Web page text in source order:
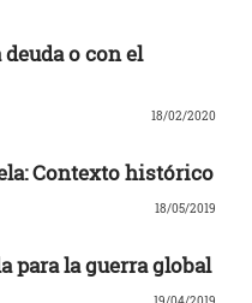
o con el
18/02/2020
Contexto histórico
18/05/2019
para la guerra global